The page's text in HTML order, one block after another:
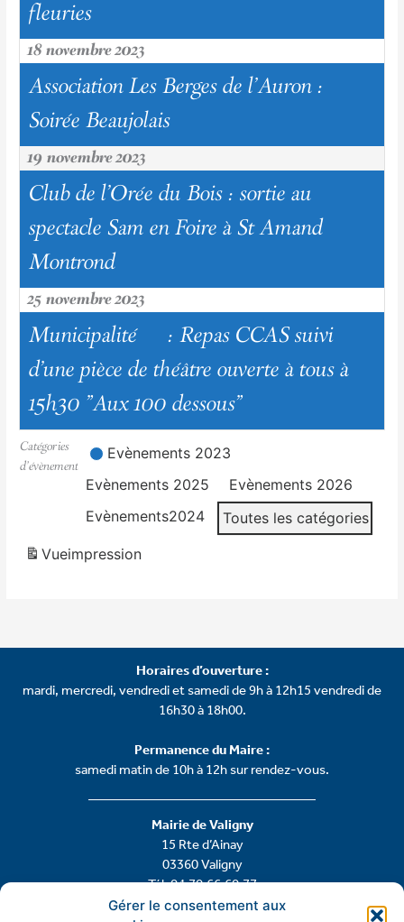
Gérer le consentement aux
fleuries
18 novembre 2023
Association Les Berges de l’Auron :
Soirée Beaujolais
19 novembre 2023
Club de l'Orée du Bois : sortie au
spectacle Sam en Foire à St Amand
Montrond
25 novembre 2023
Municipalité : Repas CCAS suivi
d'une pièce de théâtre ouverte à tous à
15h30 "Aux 100 dessous"
Catégories
d’évènement
Evènements 2023
Evènements 2025
Evènements 2026
Evènements2024
Toutes les catégories
Vueimpression
Mairie de Valigny
15 Rte d’Ainay
03360 Valigny
Tél: 04.70.66.60.77
Horaires d’ouverture :
mardi, mercredi, vendredi et samedi de 9h à 12h15 vendredi de
16h30 à 18h00.
Permanence du Maire :
samedi matin de 10h à 12h sur rendez-vous.